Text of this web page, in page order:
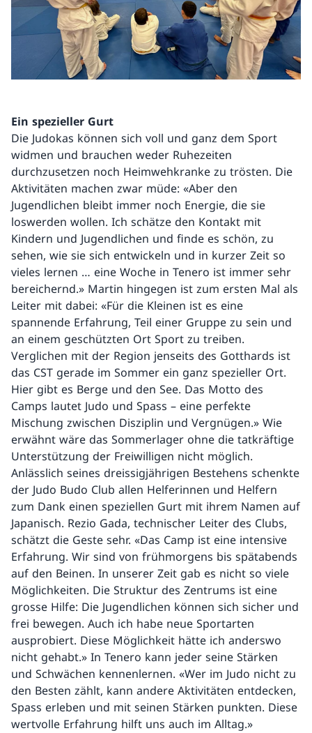
Ein spezieller Gurt
Die Judokas können sich voll und ganz dem Sport
widmen und brauchen weder Ruhezeiten
durchzusetzen noch Heimwehkranke zu trösten. Die
Aktivitäten machen zwar müde: «Aber den
Jugendlichen bleibt immer noch Energie, die sie
loswerden wollen. Ich schätze den Kontakt mit
Kindern und Jugendlichen und finde es schön, zu
sehen, wie sie sich entwickeln und in kurzer Zeit so
vieles lernen … eine Woche in Tenero ist immer sehr
bereichernd.» Martin hingegen ist zum ersten Mal als
Leiter mit dabei: «Für die Kleinen ist es eine
spannende Erfahrung, Teil einer Gruppe zu sein und
an einem geschützten Ort Sport zu treiben.
Verglichen mit der Region jenseits des Gotthards ist
das CST gerade im Sommer ein ganz spezieller Ort.
Hier gibt es Berge und den See. Das Motto des
Camps lautet Judo und Spass – eine perfekte
Mischung zwischen Disziplin und Vergnügen.» Wie
erwähnt wäre das Sommerlager ohne die tatkräftige
Unterstützung der Freiwilligen nicht möglich.
Anlässlich seines dreissigjährigen Bestehens schenkte
der Judo Budo Club allen Helferinnen und Helfern
zum Dank einen speziellen Gurt mit ihrem Namen auf
Japanisch. Rezio Gada, technischer Leiter des Clubs,
schätzt die Geste sehr. «Das Camp ist eine intensive
Erfahrung. Wir sind von frühmorgens bis spätabends
auf den Beinen. In unserer Zeit gab es nicht so viele
Möglichkeiten. Die Struktur des Zentrums ist eine
grosse Hilfe: Die Jugendlichen können sich sicher und
frei bewegen. Auch ich habe neue Sportarten
ausprobiert. Diese Möglichkeit hätte ich anderswo
nicht gehabt.» In Tenero kann jeder seine Stärken
und Schwächen kennenlernen. «Wer im Judo nicht zu
den Besten zählt, kann andere Aktivitäten entdecken,
Spass erleben und mit seinen Stärken punkten. Diese
wertvolle Erfahrung hilft uns auch im Alltag.»